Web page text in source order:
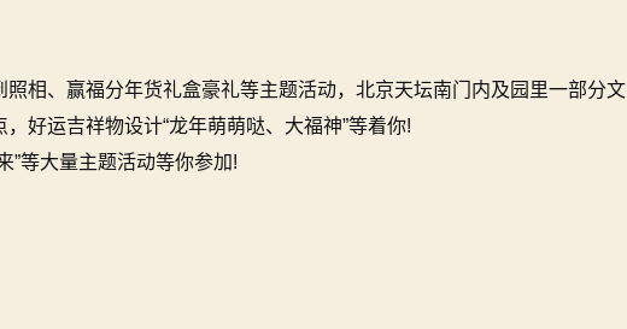
相、赢福分年货礼盒豪礼等主题活动，北京天坛南门内及园里一部分文
好运吉祥物设计“龙年萌萌哒、大福神”等着你!
”等大量主题活动等你参加!